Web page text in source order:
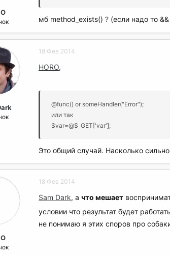
мб method_exists() ? (если надо то
18 Фев 2014
HORO,
@func() or someHandler("Error");
или так
$var=@$_GET['var'];
Это общий случай. Насколько
18 Фев 2014
Sam Dark, а что мешает
условии что результат будет
не понимаю я этих споров про